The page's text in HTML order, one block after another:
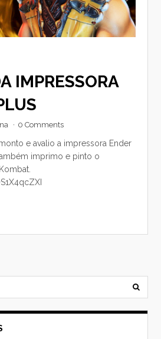
IMPRESSORA
· 0 Comments
e avalio a impressora Ender
imprimo e pinto o